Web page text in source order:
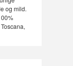
og mild.